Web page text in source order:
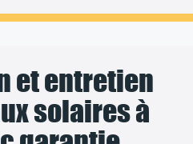
et entretien
solaires à